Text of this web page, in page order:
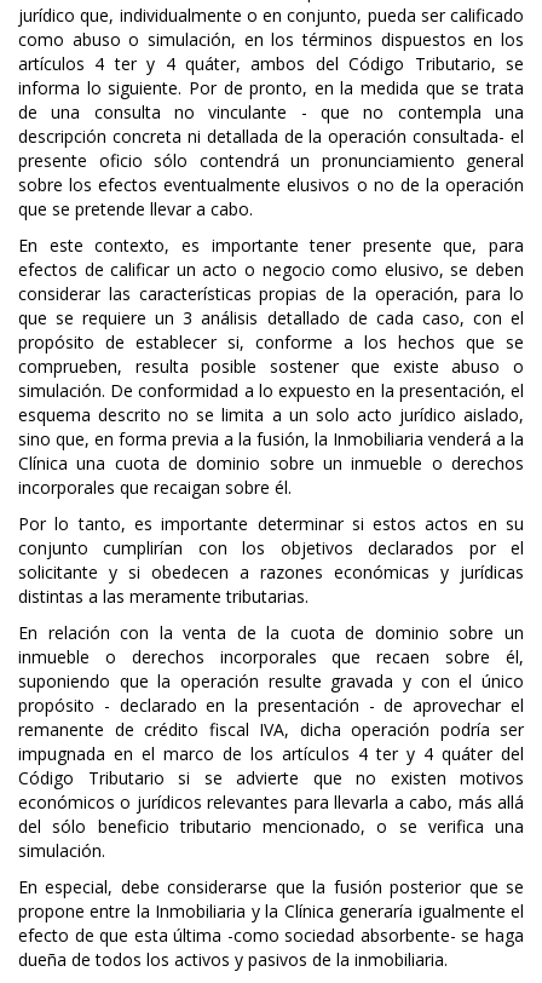
jurídico que, individualmente o en conjunto, pueda ser calificado
como abuso o simulación, en los términos dispuestos en los
artículos 4 ter y 4 quáter, ambos del Código Tributario, se
informa lo siguiente. Por de pronto, en la medida que se trata
de una consulta no vinculante - que no contempla una
descripción concreta ni detallada de la operación consultada- el
presente oficio sólo contendrá un pronunciamiento general
sobre los efectos eventualmente elusivos o no de la operación
que se pretende llevar a cabo.
En este contexto, es importante tener presente que, para
efectos de calificar un acto o negocio como elusivo, se deben
considerar las características propias de la operación, para lo
que se requiere un 3 análisis detallado de cada caso, con el
propósito de establecer si, conforme a los hechos que se
comprueben, resulta posible sostener que existe abuso o
simulación. De conformidad a lo expuesto en la presentación, el
esquema descrito no se limita a un solo acto jurídico aislado,
sino que, en forma previa a la fusión, la Inmobiliaria venderá a la
Clínica una cuota de dominio sobre un inmueble o derechos
incorporales que recaigan sobre él.
Por lo tanto, es importante determinar si estos actos en su
conjunto cumplirían con los objetivos declarados por el
solicitante y si obedecen a razones económicas y jurídicas
distintas a las meramente tributarias.
En relación con la venta de la cuota de dominio sobre un
inmueble o derechos incorporales que recaen sobre él,
suponiendo que la operación resulte gravada y con el único
propósito - declarado en la presentación - de aprovechar el
remanente de crédito fiscal IVA, dicha operación podría ser
impugnada en el marco de los artículos 4 ter y 4 quáter del
Código Tributario si se advierte que no existen motivos
económicos o jurídicos relevantes para llevarla a cabo, más allá
del sólo beneficio tributario mencionado, o se verifica una
simulación.
En especial, debe considerarse que la fusión posterior que se
propone entre la Inmobiliaria y la Clínica generaría igualmente el
efecto de que esta última -como sociedad absorbente- se haga
dueña de todos los activos y pasivos de la inmobiliaria.